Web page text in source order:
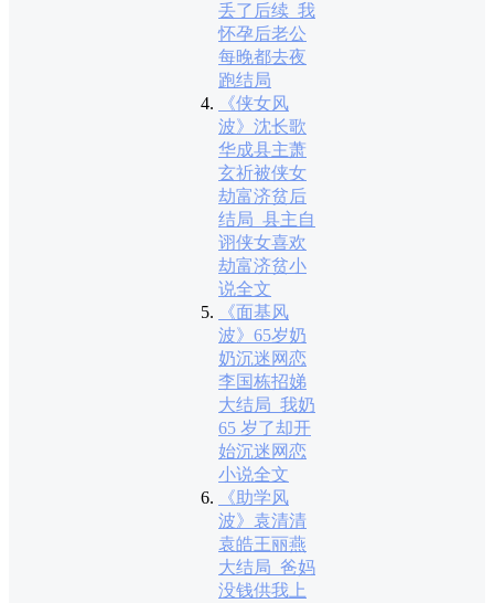
丢了后续_我
怀孕后老公
每晚都去夜
跑结局
《侠女风
波》沈长歌
华成县主萧
玄祈被侠女
劫富济贫后
结局_县主自
诩侠女喜欢
劫富济贫小
说全文
《面基风
波》65岁奶
奶沉迷网恋
李国栋招娣
大结局_我奶
65 岁了却开
始沉迷网恋
小说全文
《助学风
波》袁清清
袁皓王丽燕
大结局_爸妈
没钱供我上